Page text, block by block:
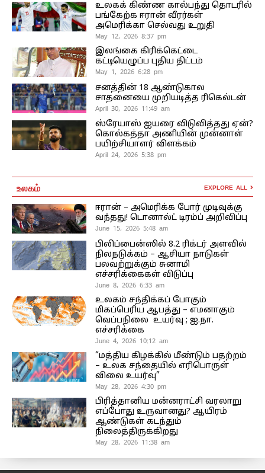
உலகக் கிண்ண கால்பந்து தொடரில்
பங்கேற்க ஈரான் வீரர்கள்
அமெரிக்கா செல்வது உறுதி
May 12, 2026 8:37 pm
இலங்கை கிரிக்கெட்டை
கட்டியெழுப்ப புதிய திட்டம்
May 1, 2026 6:28 pm
சனத்தின் 18 ஆண்டுகால
சாதனையை முறியடித்த ரிகெல்டன்
April 30, 2026 11:49 am
ஸ்ரேயாஸ் ஐயரை விடுவித்தது ஏன்?
கொல்கத்தா அணியின் முன்னாள்
பயிற்சியாளர் விளக்கம்
April 24, 2026 5:38 pm
உலகம் EXPLORE ALL
ஈரான் – அமெரிக்க போர் முடிவுக்கு
வந்தது! டொனால்ட் டிரம்ப் அறிவிப்பு
June 15, 2026 5:48 am
பிலிப்பைன்ஸில் 8.2 ரிக்டர் அளவில்
நிலநடுக்கம் – ஆசியா நாடுகள்
பலவற்றுக்கும் சுனாமி
எச்சரிக்கைகள் விடுப்பு
June 8, 2026 6:33 am
உலகம் சந்திக்கப் போகும்
மிகப்பெரிய ஆபத்து – எமனாகும்
வெப்பநிலை உயர்வு ; ஐ.நா.
எச்சரிக்கை
June 4, 2026 10:12 am
“மத்திய கிழக்கில் மீண்டும் பதற்றம்
– உலக சந்தையில் எரிபொருள்
விலை உயர்வு”
May 28, 2026 4:30 pm
பிரித்தானிய மன்னராட்சி வரலாறு
எப்போது உருவானது? ஆயிரம்
ஆண்டுகள் கடந்தும்
நிலைத்திருக்கிறது
May 28, 2026 11:38 am